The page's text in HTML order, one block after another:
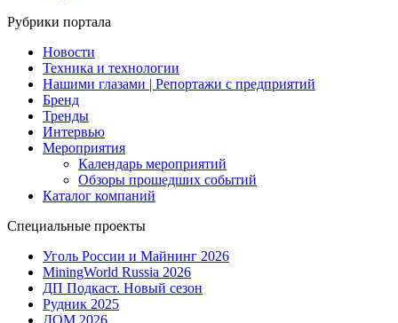
Рубрики портала
Новости
Техника и технологии
Нашими глазами | Репортажи с предприятий
Бренд
Тренды
Интервью
Мероприятия
Календарь мероприятий
Обзоры прошедших событий
Каталог компаний
Специальные проекты
Уголь России и Майнинг 2026
MiningWorld Russia 2026
ДП Подкаст. Новый сезон
Рудник 2025
ДОМ 2026